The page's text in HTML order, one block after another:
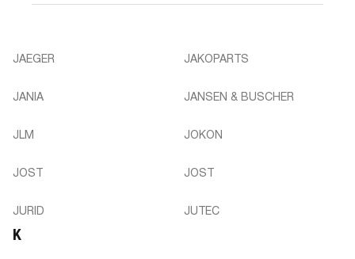
JAEGER JAKOPARTS
JANIA JANSEN & BUSCHER
JLM JOKON
JOST JOST
JURID JUTEC
K